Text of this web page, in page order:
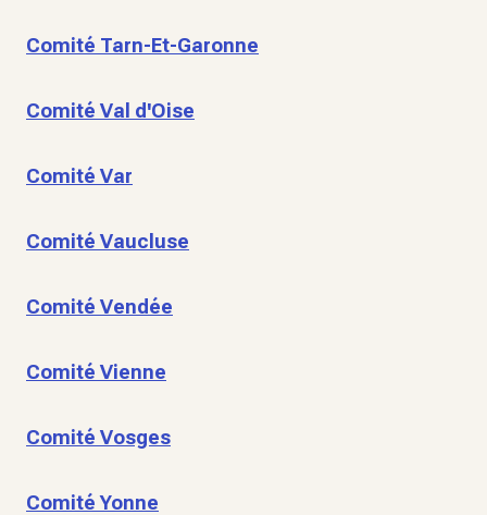
Comité Tarn-Et-Garonne
Comité Val d'Oise
Comité Var
Comité Vaucluse
Comité Vendée
Comité Vienne
Comité Vosges
Comité Yonne